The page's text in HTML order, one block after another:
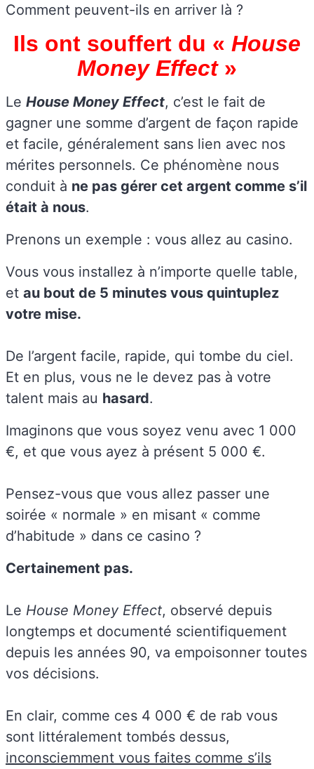
Comment peuvent-ils en arriver là ?
Ils ont souffert du « House
Money Effect»
Le House Money Effect, c’est le fait de
gagner une somme d’argent de façon rapide
et facile, généralement sans lien avec nos
mérites personnels. Ce phénomène nous
conduit à ne pas gérer cet argent comme s’il
était à nous.
Prenons un exemple : vous allez au casino.
Vous vous installez à n’importe quelle table,
et au bout de 5 minutes vous quintuplez
votre mise.
De l’argent facile, rapide, qui tombe du ciel.
Et en plus, vous ne le devez pas à votre
talent mais au hasard.
Imaginons que vous soyez venu avec 1 000
€, et que vous ayez à présent 5 000 €.
Pensez-vous que vous allez passer une
soirée « normale » en misant « comme
d’habitude » dans ce casino ?
Certainement pas.
Le House Money Effect, observé depuis
longtemps et documenté scientifiquement
depuis les années 90, va empoisonner toutes
vos décisions.
En clair, comme ces 4 000 € de rab vous
sont littéralement tombés dessus,
inconsciemment vous faites comme s’ils